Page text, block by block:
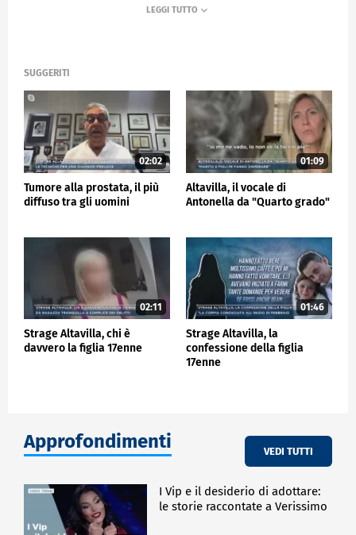
SUGGERITI
02:02
Tumore alla prostata, il più
diffuso tra gli uomini
01:09
Altavilla, il vocale di
Antonella da "Quarto grado"
02:11
Strage Altavilla, chi è
davvero la figlia 17enne
01:46
Strage Altavilla, la
confessione della figlia
17enne
Approfondimenti VEDI TUTTI
I Vip e il desiderio di adottare:
le storie raccontate a Verissimo